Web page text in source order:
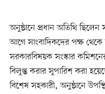
অনুষ্ঠানে প্রধান অতিথি ছিলেন
আগে সাংবাদিকদের পক্ষ থেকে
সরকারবিষয়ক সংস্কার
বিলুপ্ত করার সুপারিশ করা
বিশেষ সহকারী, অনুষ্ঠানে